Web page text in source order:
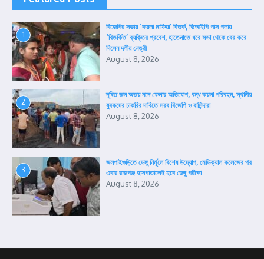
1
বিজেপির সভায় ‘কয়লা মাফিয়া’ বিতর্ক, ভিআইপি পাস গলায়
‘বিতর্কিত’ ব্যক্তির প্রবেশ, হাতেনাতে ধরে সভা থেকে বের করে
দিলেন দলীয় নেত্রী
August 8, 2026
2
দূষিত জল অজয় নদে ফেলার অভিযোগ, বন্ধ কয়লা পরিবহন, স্থানীয়
যুবকদের চাকরির দাবিতে সরব বিজেপি ও বাসিন্দারা
August 8, 2026
3
জলপাইগুড়িতে ডেঙ্গু নির্মূলে বিশেষ উদ্যোগ, মেডিক্যাল কলেজের পর
এবার রাজগঞ্জ হাসপাতালেই হবে ডেঙ্গু পরীক্ষা
August 8, 2026